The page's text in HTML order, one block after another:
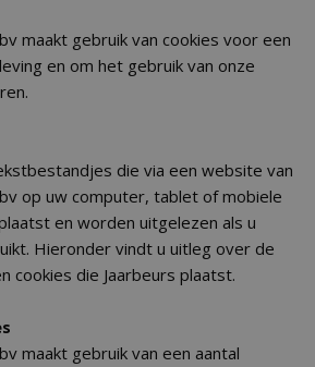
maakt gebruik van cookies voor een
en om het gebruik van onze
die via een website van
op uw computer, tablet of mobiele
en worden uitgelezen als u
Hieronder vindt u uitleg over de
cookies die Jaarbeurs plaatst.
maakt gebruik van een aantal